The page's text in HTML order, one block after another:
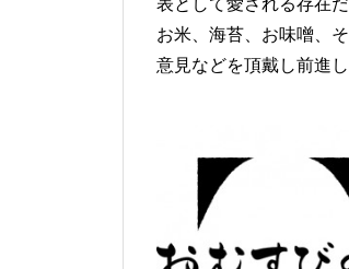
表として愛される存在だ
お米、海苔、お味噌、
意見などを頂戴し前進